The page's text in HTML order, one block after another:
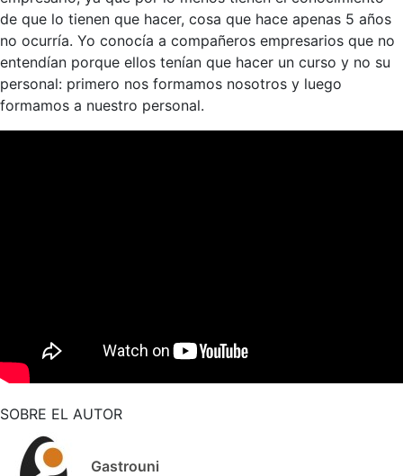
de que lo tienen que hacer, cosa que hace apenas 5 años
no ocurría. Yo conocía a compañeros empresarios que no
entendían porque ellos tenían que hacer un curso y no su
personal: primero nos formamos nosotros y luego
formamos a nuestro personal.
SOBRE EL AUTOR
Gastrouni